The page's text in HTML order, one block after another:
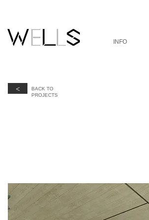
INFO
<
BACK TO
​PROJECTS